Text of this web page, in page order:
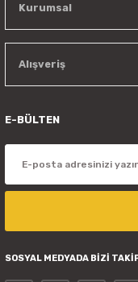
Kurumsal
Alışveriş
E-BÜLTEN
SOSYAL MEDYADA BİZİ